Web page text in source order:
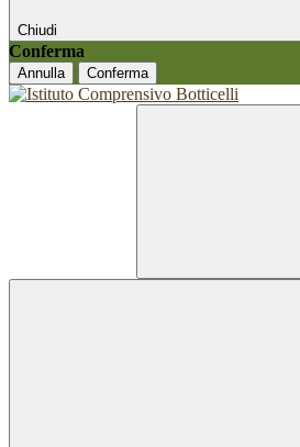
Chiudi
Conferma
Annulla Conferma